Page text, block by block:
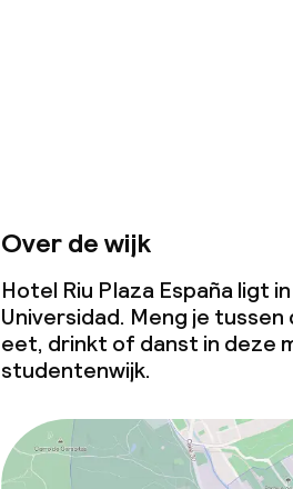
Conferentieruimte
Vergaderruimte
Travelife
Over de wijk
Hotel Riu Plaza España ligt
Universidad. Meng je
eet, drinkt of danst in deze
studentenwijk.